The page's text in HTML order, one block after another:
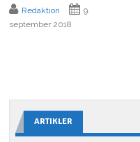
Redaktion
9.
september 2018
ARTIKLER